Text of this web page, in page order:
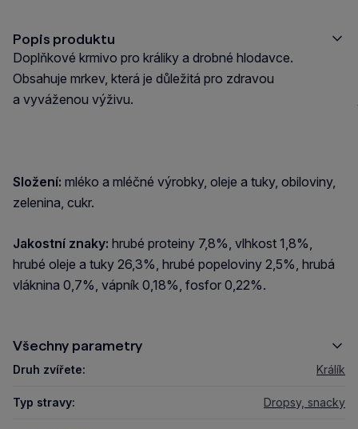
Popis produktu
Doplňkové krmivo pro králiky a drobné hlodavce.
Obsahuje mrkev, která je důležitá pro zdravou
a vyváženou výživu.
Složení: mléko a mléčné výrobky, oleje a tuky, obiloviny,
zelenina, cukr.
Jakostní znaky: hrubé proteiny 7,8%, vlhkost 1,8%,
hrubé oleje a tuky 26,3%, hrubé popeloviny 2,5%, hrubá
vláknina 0,7%, vápník 0,18%, fosfor 0,22%.
Všechny parametry
Druh zvířete: Králík
Typ stravy: Dropsy, snacky